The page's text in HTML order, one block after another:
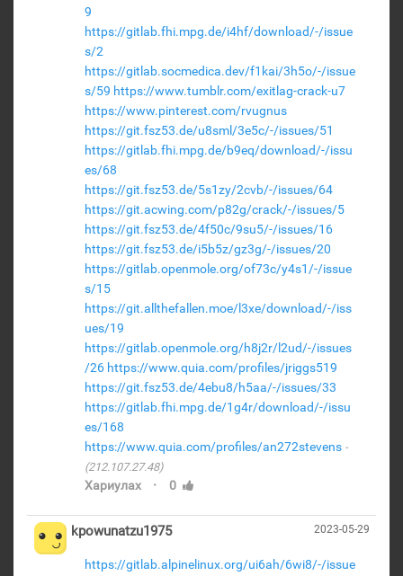
9
https://gitlab.fhi.mpg.de/i4hf/download/-/issue
s/2
https://gitlab.socmedica.dev/f1kai/3h5o/-/issue
s/59 https://www.tumblr.com/exitlag-crack-u7
https://www.pinterest.com/rvugnus
https://git.fsz53.de/u8sml/3e5c/-/issues/51
https://gitlab.fhi.mpg.de/b9eq/download/-/issu
es/68
https://git.fsz53.de/5s1zy/2cvb/-/issues/64
https://git.acwing.com/p82g/crack/-/issues/5
https://git.fsz53.de/4f50c/9su5/-/issues/16
https://git.fsz53.de/i5b5z/gz3g/-/issues/20
https://gitlab.openmole.org/of73c/y4s1/-/issue
s/15
https://git.allthefallen.moe/l3xe/download/-/iss
ues/19
https://gitlab.openmole.org/h8j2r/l2ud/-/issues
/26 https://www.quia.com/profiles/jriggs519
https://git.fsz53.de/4ebu8/h5aa/-/issues/33
https://gitlab.fhi.mpg.de/1g4r/download/-/issu
es/168
https://www.quia.com/profiles/an272stevens
(212.107.27.48)
Хариулах · 0
2023-05-29
kpowunatzu1975
https://gitlab.alpinelinux.org/ui6ah/6wi8/-/issue